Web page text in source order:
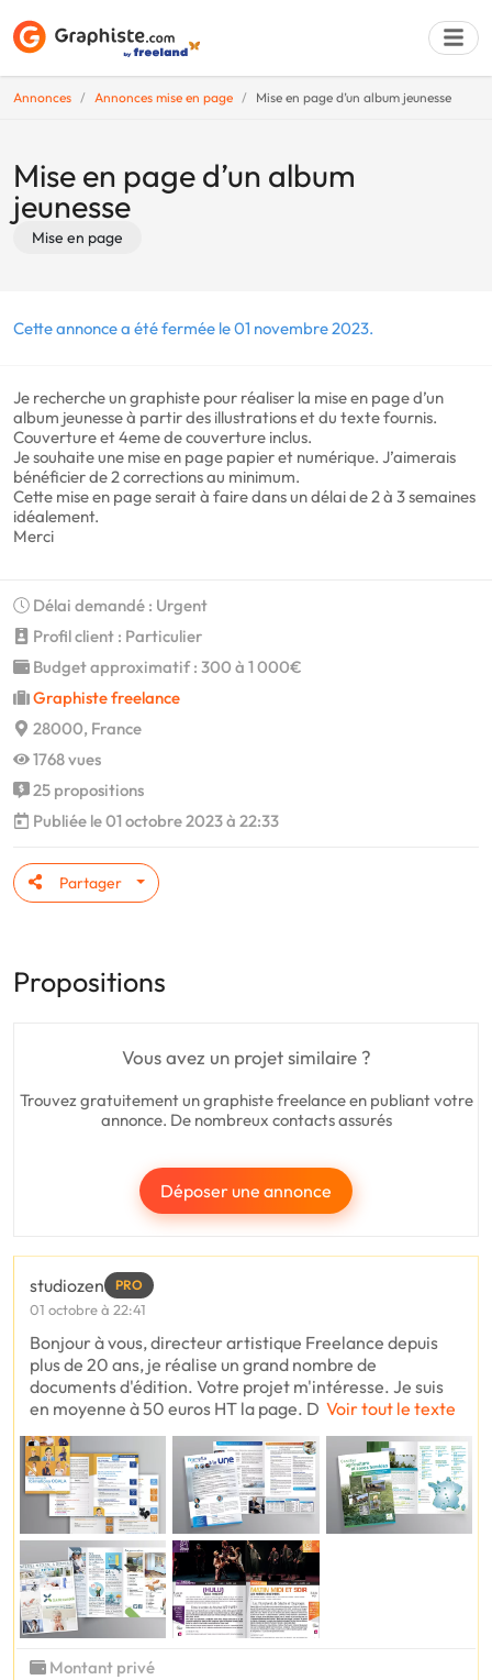
Annonces Annonces mise en page Mise en page d’un album jeunesse
Mise en page d’un album
jeunesse
Mise en page
Cette annonce a été fermée le 01 novembre 2023.
Je recherche un graphiste pour réaliser la mise en page d’un
album jeunesse à partir des illustrations et du texte fournis.
Couverture et 4eme de couverture inclus.
Je souhaite une mise en page papier et numérique. J’aimerais
bénéficier de 2 corrections au minimum.
Cette mise en page serait à faire dans un délai de 2 à 3 semaines
idéalement.
Merci
Délai demandé : Urgent
Profil client : Particulier
Budget approximatif : 300 à 1 000€
Graphiste freelance
28000, France
1768 vues
25 propositions
Publiée le 01 octobre 2023 à 22:33
Partager
Propositions
Vous avez un projet similaire ?
Trouvez gratuitement un graphiste freelance en publiant votre
annonce. De nombreux contacts assurés
Déposer une annonce
studiozen PRO
01 octobre à 22:41
Bonjour à vous, directeur artistique Freelance depuis
plus de 20 ans, je réalise un grand nombre de
documents d'édition. Votre projet m'intéresse. Je suis
en moyenne à 50 euros HT la page. D Voir tout le texte
Montant privé